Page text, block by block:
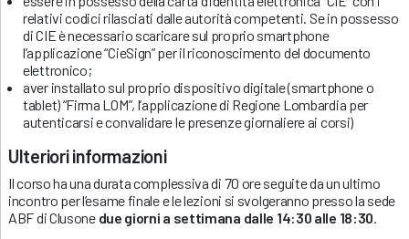
relativi codici rilasciati dalle autorità competenti. Se in possesso
di CIE è necessario scaricare sul proprio smartphone
l’applicazione “CieSign” per il riconoscimento del documento
elettronico;
aver installato sul proprio dispositivo digitale (smartphone o
tablet) “Firma LOM”, l’applicazione di Regione Lombardia per
autenticarsi e convalidare le presenze giornaliere ai corsi)
Ulteriori informazioni
Il corso ha una durata complessiva di 70 ore seguite da un ultimo
incontro per l’esame finale e le lezioni si svolgeranno presso la sede
ABF di Clusone due giorni a settimana dalle 14:30 alle 18:30